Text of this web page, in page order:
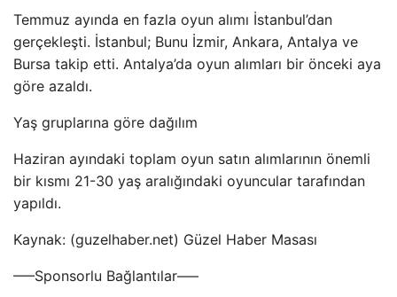
Temmuz ayında en fazla oyun alımı İstanbul’dan
gerçekleşti. İstanbul; Bunu İzmir, Ankara, Antalya ve
Bursa takip etti. Antalya’da oyun alımları bir önceki aya
göre azaldı.
Yaş gruplarına göre dağılım
Haziran ayındaki toplam oyun satın alımlarının önemli
bir kısmı 21-30 yaş aralığındaki oyuncular tarafından
yapıldı.
Kaynak: (guzelhaber.net) Güzel Haber Masası
—–Sponsorlu Bağlantılar—–